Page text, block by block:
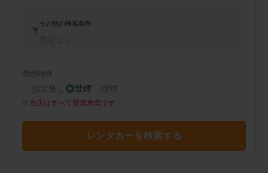
その他の検索条件
禁煙/喫煙
指定無し 禁煙 喫煙
※ 当店はすべて禁煙車両です
レンタカーを検索する